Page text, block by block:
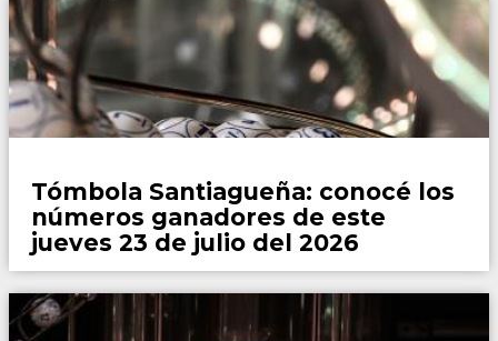
Tómbola Santiagueña: conocé los
números ganadores de este
jueves 23 de julio del 2026